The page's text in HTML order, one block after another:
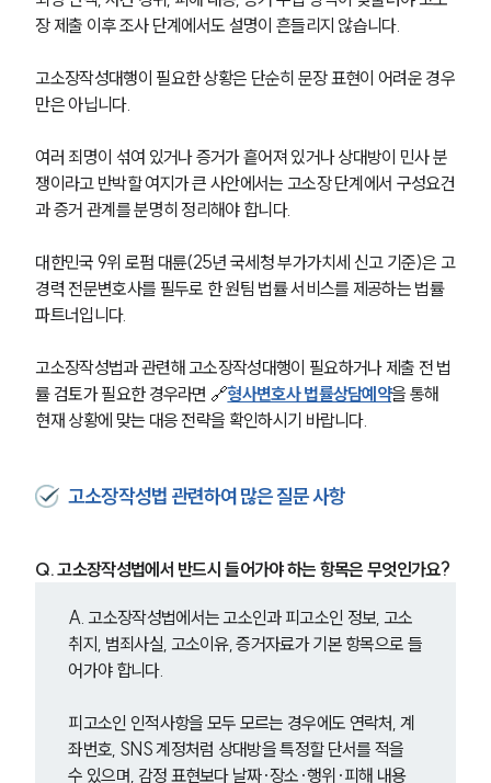
장 제출 이후 조사 단계에서도 설명이 흔들리지 않습니다.
고소장작성대행이 필요한 상황은 단순히 문장 표현이 어려운 경우
만은 아닙니다.
여러 죄명이 섞여 있거나 증거가 흩어져 있거나 상대방이 민사 분
쟁이라고 반박할 여지가 큰 사안에서는 고소장 단계에서 구성요건
과 증거 관계를 분명히 정리해야 합니다.
대한민국 9위 로펌 대륜(25년 국세청 부가가치세 신고 기준)은 고
경력 전문변호사를 필두로 한 원팀 법률 서비스를 제공하는 법률
파트너입니다.
고소장작성법과 관련해 고소장작성대행이 필요하거나 제출 전 법
률 검토가 필요한 경우라면 🔗형사변호사 법률상담예약을 통해
현재 상황에 맞는 대응 전략을 확인하시기 바랍니다.
고소장작성법 관련하여 많은 질문 사항
Q. 고소장작성법에서 반드시 들어가야 하는 항목은 무엇인가요?
A. 고소장작성법에서는 고소인과 피고소인 정보, 고소
취지, 범죄사실, 고소이유, 증거자료가 기본 항목으로 들
어가야 합니다.
피고소인 인적사항을 모두 모르는 경우에도 연락처, 계
좌번호, SNS 계정처럼 상대방을 특정할 단서를 적을
수 있으며, 감정 표현보다 날짜·장소·행위·피해 내용